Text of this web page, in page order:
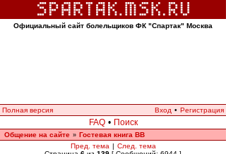
Официальный сайт болельщиков ФК "Спартак" Москва
Полная версия Вход • Регистрация
FAQ • Поиск
Общение на сайте » Гостевая книга ВВ
Пред. тема | След. тема